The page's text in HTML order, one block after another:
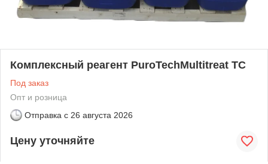
Комплексный реагент PuroTechMultitreat ТС
Под заказ
Опт и розница
Отправка с 26 августа 2026
Цену уточняйте